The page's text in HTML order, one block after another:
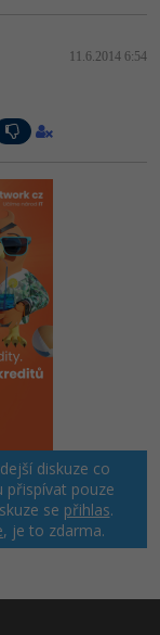
11.6.2014 6:54
diskuze co
přispívat pouze
se přihlas.
, je to zdarma.